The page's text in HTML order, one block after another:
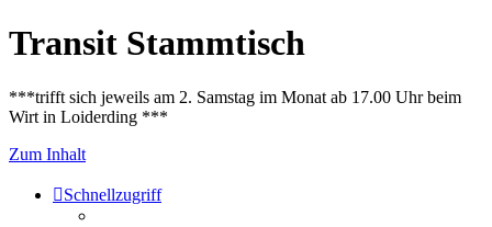
Transit Stammtisch
***trifft sich jeweils am 2. Samstag im Monat ab 17.00 Uhr beim
Wirt in Loiderding ***
Zum Inhalt
Schnellzugriff